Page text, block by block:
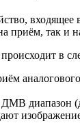
входящее
приём, так и
в
аналогового
диапазон